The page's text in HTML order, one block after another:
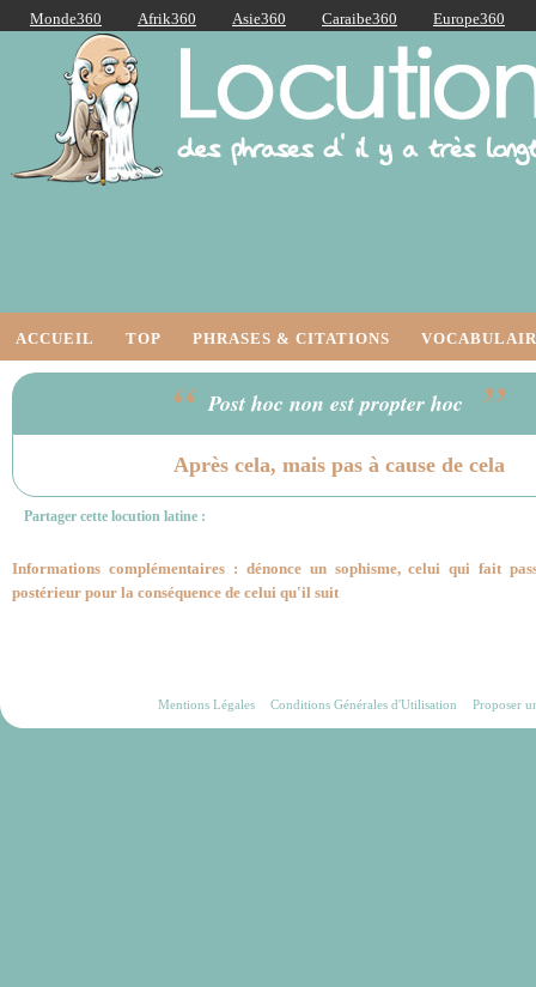
Monde360 Afrik360 Asie360 Caraibe360
Europe360
AmériqueLatine360
Océanie360
Orient360
Locutions Latines
ACCUEIL TOP PHRASES & CITATIONS
“ Post hoc non est propter hoc ”
Après cela, mais pas à cause de cela
Partager cette locution latine :
Informations complémentaires : dénonce un sophisme, celui qui fait
postérieur pour la conséquence de celui qu'il suit
Mentions Légales Conditions Générales d'Utilisation Proposer